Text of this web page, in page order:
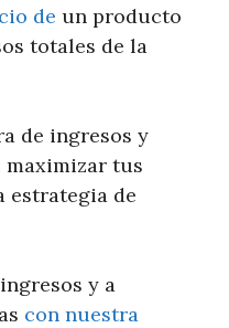
de un producto
totales de la
de ingresos y
maximizar tus
estrategia de
y a
con nuestra